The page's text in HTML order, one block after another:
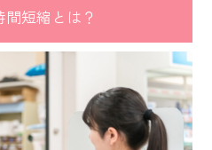
短縮とは？